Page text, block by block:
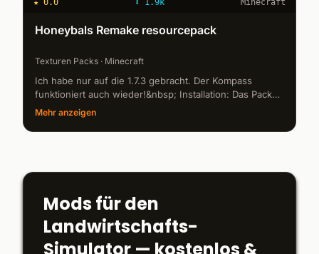
Honeybals Remake resourcepack
Texturen Packs · Minecraft
Ich habe nur auf die 1.7.3 gebracht. Der Kompass
funktioniert auch wieder!&nbsp; Installation: Das Pack
einfach in den Resourcepack-Ordner schieben. Wenn
ihr Fehler bemerkt schr...
Mehr anzeigen
Mods für den
Landwirtschafts-
Simulator — kostenlos &